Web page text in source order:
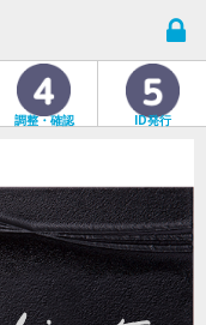
調整・確認 ID発行